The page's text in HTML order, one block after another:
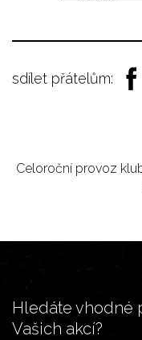
sdílet přátelům:
Celoroční provoz
Hledáte vhodné
Vašich akcí?